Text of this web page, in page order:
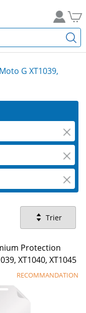
G XT1039,
Trier
Protection
XT1040, XT1045
RECOMMANDATION